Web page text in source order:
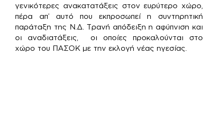
γενικότερες ανακατατάξεις στον ευρύτερο χώρο,
πέρα απ’ αυτό που εκπροσωπεί η συντηρητική
παράταξη της Ν.Δ. Τρανή απόδειξη η αφύπνιση και
οι αναδιατάξεις, οι οποίες προκαλούνται στο
χώρο του ΠΑΣΟΚ με την εκλογή νέας ηγεσίας.